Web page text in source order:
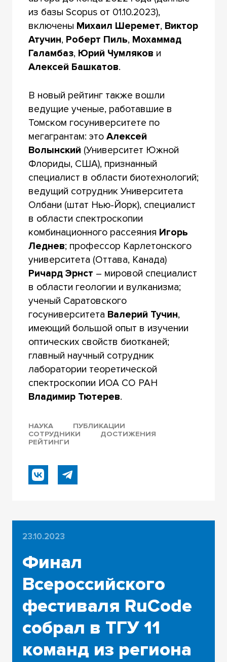
из базы Scopus от 01.10.2023),
включены Михаил Шеремет, Виктор
Атучин, Роберт Пиль, Мохаммад
Галамбаз, Юрий Чумляков и
Алексей Башкатов.
В новый рейтинг также вошли
ведущие ученые, работавшие в
Томском госуниверситете по
мегагрантам: это Алексей
Волынский (Университет Южной
Флориды, США), признанный
специалист в области биотехнологий;
ведущий сотрудник Университета
Олбани (штат Нью-Йорк), специалист
в области спектроскопии
комбинационного рассеяния Игорь
Леднев; профессор Карлетонского
университета (Оттава, Канада)
Ричард Эрнст – мировой специалист
в области геологии и вулканизма;
ученый Саратовского
госуниверситета Валерий Тучин,
имеющий большой опыт в изучении
оптических свойств биотканей;
главный научный сотрудник
лаборатории теоретической
спектроскопии ИОА СО РАН
Владимир Тютерев.
НАУКА
ПУБЛИКАЦИИ
СОТРУДНИКИ
ДОСТИЖЕНИЯ
РЕЙТИНГИ
23.10.2023
Финал
Всероссийского
фестиваля RuCode
собрал в ТГУ 11
команд из региона